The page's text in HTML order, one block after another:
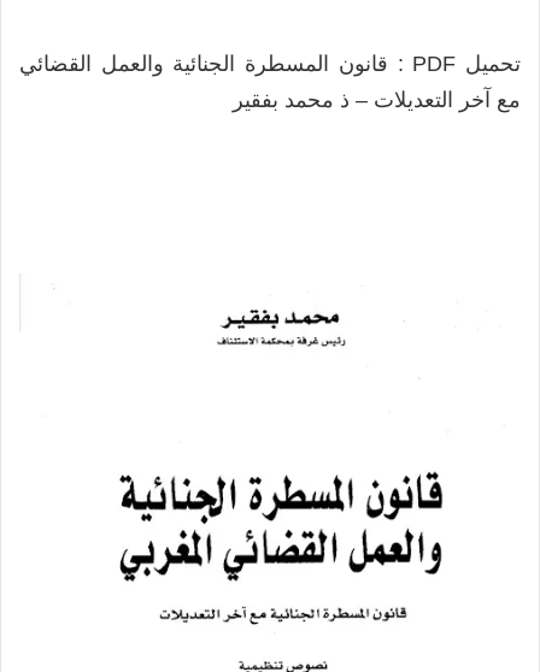
تحميل PDF : قانون المسطرة الجنائية والعمل القضائي
مع آخر التعديلات – ذ محمد بفقير